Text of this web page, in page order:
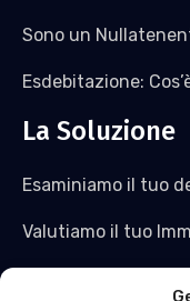
Sono un
Esdebitazione:
La Soluzione
Esaminiamo il tuo
Valutiamo il tuo